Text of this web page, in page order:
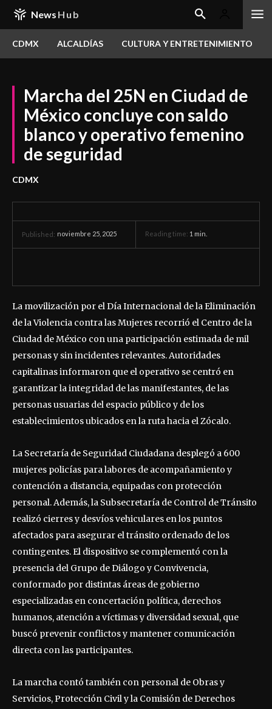
News Hub
CDMX ALCALDÍAS CULTURA Y ENTRETENIMIENTO
Marcha del 25N en Ciudad de
México concluye con saldo
blanco y operativo femenino
de seguridad
CDMX
Published: noviembre 25, 2025 Reading time: 1 min.
La movilización por el Día Internacional de la Eliminación
de la Violencia contra las Mujeres recorrió el Centro de la
Ciudad de México con una participación estimada de mil
personas y sin incidentes relevantes. Autoridades
capitalinas informaron que el operativo se centró en
garantizar la integridad de las manifestantes, de las
personas usuarias del espacio público y de los
establecimientos ubicados en la ruta hacia el Zócalo.
La Secretaría de Seguridad Ciudadana desplegó a 600
mujeres policías para labores de acompañamiento y
contención a distancia, equipadas con protección
personal. Además, la Subsecretaría de Control de Tránsito
realizó cierres y desvíos vehiculares en los puntos
afectados para asegurar el tránsito ordenado de los
contingentes. El dispositivo se complementó con la
presencia del Grupo de Diálogo y Convivencia,
conformado por distintas áreas de gobierno
especializadas en concertación política, derechos
humanos, atención a víctimas y diversidad sexual, que
buscó prevenir conflictos y mantener comunicación
directa con las participantes.
La marcha contó también con personal de Obras y
Servicios, Protección Civil y la Comisión de Derechos